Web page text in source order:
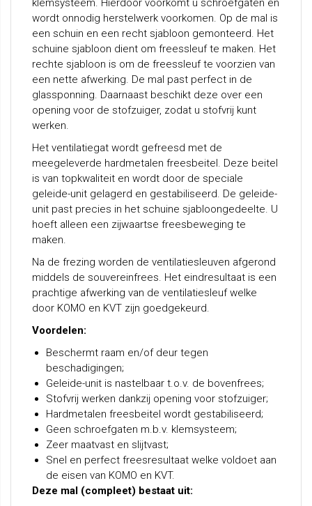
klemsysteem. Hierdoor voorkomt u schroefgaten en
wordt onnodig herstelwerk voorkomen. Op de mal is
een schuin en een recht sjabloon gemonteerd. Het
schuine sjabloon dient om freessleuf te maken. Het
rechte sjabloon is om de freessleuf te voorzien van
een nette afwerking. De mal past perfect in de
glassponning. Daarnaast beschikt deze over een
opening voor de stofzuiger, zodat u stofvrij kunt
werken.
Het ventilatiegat wordt gefreesd met de
meegeleverde hardmetalen freesbeitel. Deze beitel
is van topkwaliteit en wordt door de speciale
geleide-unit gelagerd en gestabiliseerd. De geleide-
unit past precies in het schuine sjabloongedeelte. U
hoeft alleen een zijwaartse freesbeweging te
maken.
Na de frezing worden de ventilatiesleuven afgerond
middels de souvereinfrees. Het eindresultaat is een
prachtige afwerking van de ventilatiesleuf welke
door KOMO en KVT zijn goedgekeurd.
Voordelen:
Beschermt raam en/of deur tegen
beschadigingen;
Geleide-unit is nastelbaar t.o.v. de bovenfrees;
Stofvrij werken dankzij opening voor stofzuiger;
Hardmetalen freesbeitel wordt gestabiliseerd;
Geen schroefgaten m.b.v. klemsysteem;
Zeer maatvast en slijtvast;
Snel en perfect freesresultaat welke voldoet aan
de eisen van KOMO en KVT.
Deze mal (compleet) bestaat uit: